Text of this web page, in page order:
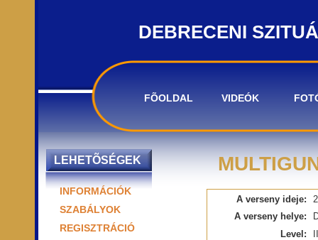
DEBRECENI
FÕOLDAL VIDEÓK
LEHETÕSÉGEK
INFORMÁCIÓK
SZABÁLYOK
REGISZTRÁCIÓ
A verseny ideje:
A verseny helye:
Level: